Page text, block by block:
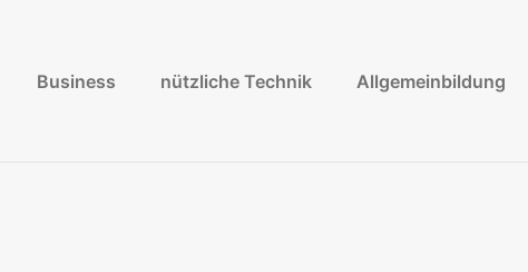
Business nützliche Technik Allgemeinbildung